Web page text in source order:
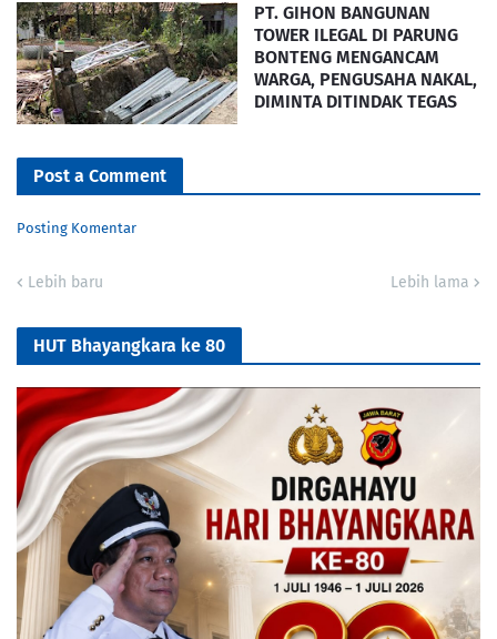
PT. GIHON BANGUNAN
TOWER ILEGAL DI PARUNG
BONTENG MENGANCAM
WARGA, PENGUSAHA NAKAL,
DIMINTA DITINDAK TEGAS
Post a Comment
Posting Komentar
Lebih baru Lebih lama
HUT Bhayangkara ke 80